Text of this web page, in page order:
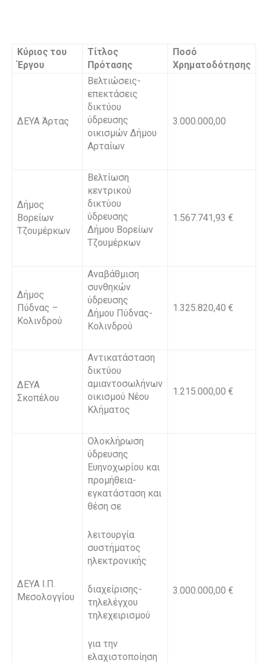
Κύριος του
Έργου
Τίτλος
Πρότασης
Ποσό
Χρηματοδότησης
ΔΕΥΑ Άρτας
Βελτιώσεις-
επεκτάσεις
δικτύου
ύδρευσης
οικισμών Δήμου
Αρταίων
3.000.000,00
Δήμος
Βορείων
Τζουμέρκων
Βελτίωση
κεντρικού
δικτύου
ύδρευσης
Δήμου Βορείων
Τζουμέρκων
1.567.741,93 €
Δήμος
Πύδνας –
Κολινδρού
Αναβάθμιση
συνθηκών
ύδρευσης
Δήμου Πύδνας-
Κολινδρού
1.325.820,40 €
ΔΕΥΑ
Σκοπέλου
Αντικατάσταση
δικτύου
αμιαντοσωλήνων
οικισμού Νέου
Κλήματος
1.215.000,00 €
ΔΕΥΑ Ι.Π.
Μεσολογγίου
Ολοκλήρωση
ύδρευσης
Ευηνοχωρίου και
προμήθεια-
εγκατάσταση και
θέση σε
λειτουργία
συστήματος
ηλεκτρονικής
διαχείρισης-
τηλελέγχου
τηλεχειρισμού
για την
ελαχιστοποίηση
3.000.000,00 €